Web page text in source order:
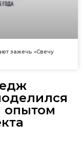
зажечь «Свечу
опытом